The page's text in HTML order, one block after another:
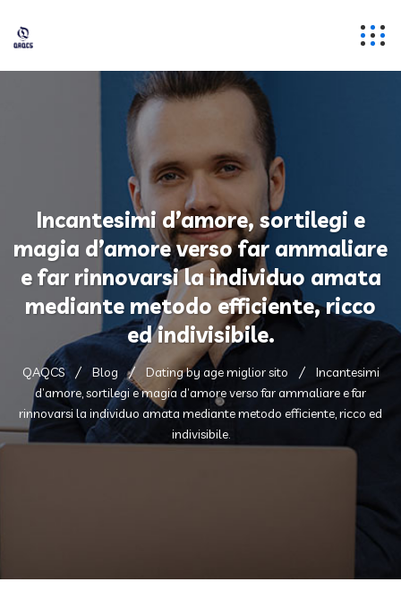
Incantesimi d’amore, sortilegi e
magia d’amore verso far ammaliare
e far rinnovarsi la individuo amata
mediante metodo efficiente, ricco
ed indivisibile.
QAQCS Blog Dating by age miglior sito
Incantesimi
d’amore, sortilegi e magia d’amore verso far ammaliare e far
rinnovarsi la individuo amata mediante metodo efficiente, ricco ed
indivisibile.